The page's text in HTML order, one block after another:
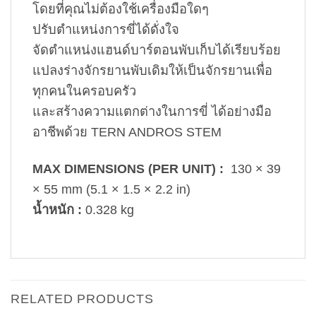
โดยที่คุณไม่ต้องใช้เครื่องมือใดๆ
ปรับตำแหน่งการขี่ได้ดั่งใจ
จัดตำแหน่งแฮนด์บาร์ตอนพับเก็บได้เรียบร้อย
แปลงร่างจักรยานพับเดิมให้เป็นจักรยานเพื่อ
ทุกคนในครอบครัว
และสร้างความแตกต่างในการขี่ ได้อย่างมือ
อาชีพด้วย TERN ANDROS STEM
MAX DIMENSIONS (PER UNIT) : 130 × 39
× 55 mm (5.1 × 1.5 × 2.2 in)
น้ำหนัก : 0.328 kg
RELATED PRODUCTS